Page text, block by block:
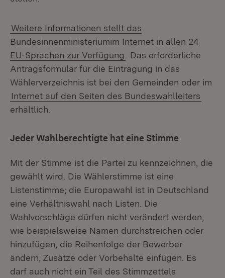
Weitere Informationen stellt das
Bundesinnenministeriumim Internet in allen 24
EU-Sprachen zur Verfügung
. Das erforderliche
Antragsformular für die Eintragung in das
Wählerverzeichnis ist bei den Gemeinden oder im
Internet auf den Seiten des Bundeswahlleiters
erhältlich.
Jeder Wahlberechtigte hat eine Stimme
Mit der Stimme ist die Partei zu kennzeichnen, die
gewählt wird. Die Wählerstimme ist eine
Listenstimme; die Europawahl ist in Deutschland
eine Verhältniswahl nach Listen. Die
Wahlvorschläge dürfen nicht verändert werden,
wie beispielsweise Namen durchstreichen oder
hinzufügen, die Reihenfolge der Bewerber
ändern, Zusätze oder Vorbehalte einfügen. Es
darf auch nicht ein Teil des Stimmzettels